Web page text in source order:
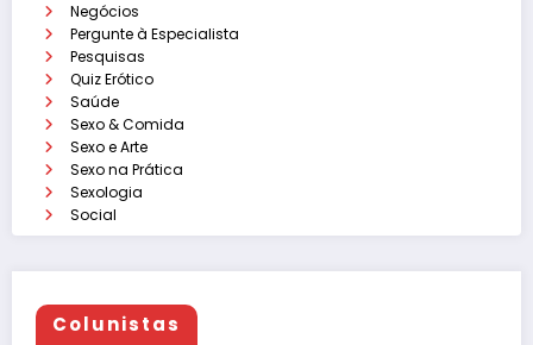
Negócios
Pergunte à Especialista
Pesquisas
Quiz Erótico
Saúde
Sexo & Comida
Sexo e Arte
Sexo na Prática
Sexologia
Social
Colunistas